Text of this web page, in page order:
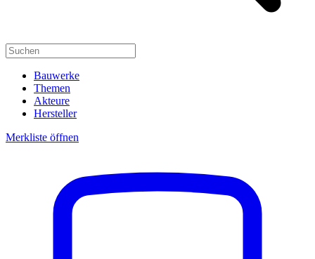
Bauwerke
Themen
Akteure
Hersteller
Merkliste öffnen